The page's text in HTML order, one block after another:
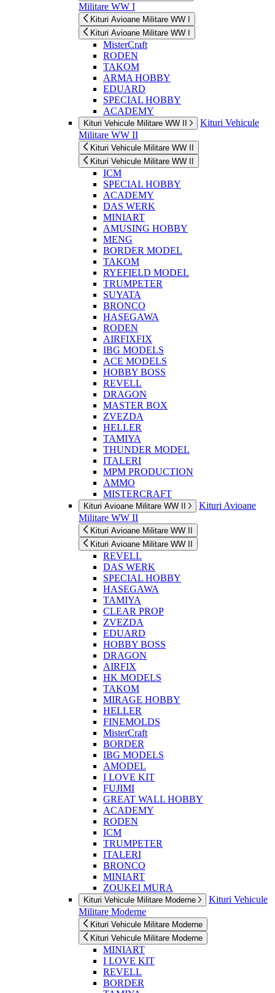
Militare WW I
Kituri Avioane Militare WW I
Kituri Avioane Militare WW I
MisterCraft
RODEN
TAKOM
ARMA HOBBY
EDUARD
SPECIAL HOBBY
ACADEMY
Kituri Vehicule Militare WW II
Kituri Vehicule
Militare WW II
Kituri Vehicule Militare WW II
Kituri Vehicule Militare WW II
ICM
SPECIAL HOBBY
ACADEMY
DAS WERK
MINIART
AMUSING HOBBY
MENG
BORDER MODEL
TAKOM
RYEFIELD MODEL
TRUMPETER
SUYATA
BRONCO
HASEGAWA
RODEN
AIRFIXFIX
IBG MODELS
ACE MODELS
HOBBY BOSS
REVELL
DRAGON
MASTER BOX
ZVEZDA
HELLER
TAMIYA
THUNDER MODEL
ITALERI
MPM PRODUCTION
AMMO
MISTERCRAFT
Kituri Avioane Militare WW II
Kituri Avioane
Militare WW II
Kituri Avioane Militare WW II
Kituri Avioane Militare WW II
REVELL
DAS WERK
SPECIAL HOBBY
HASEGAWA
TAMIYA
CLEAR PROP
ZVEZDA
EDUARD
HOBBY BOSS
DRAGON
AIRFIX
HK MODELS
TAKOM
MIRAGE HOBBY
HELLER
FINEMOLDS
MisterCraft
BORDER
IBG MODELS
AMODEL
I LOVE KIT
FUJIMI
GREAT WALL HOBBY
ACADEMY
RODEN
ICM
TRUMPETER
ITALERI
BRONCO
MINIART
ZOUKEI MURA
Kituri Vehicule Militare Moderne
Kituri Vehicule
Militare Moderne
Kituri Vehicule Militare Moderne
Kituri Vehicule Militare Moderne
MINIART
I LOVE KIT
REVELL
BORDER